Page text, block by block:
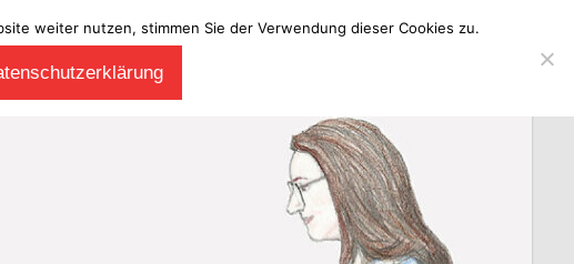
weiter nutzen, stimmen Sie der Verwendung dieser Cookies zu.